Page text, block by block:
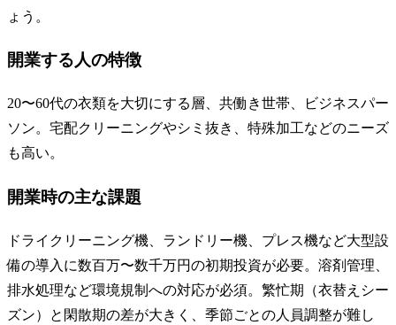
ょう。
開業する人の特徴
20〜60代の衣類を大切にする層、共働き世帯、ビジネスパー
ソン。宅配クリーニングやシミ抜き、特殊加工などのニーズ
も高い。
開業時の主な課題
ドライクリーニング機、ランドリー機、プレス機など大型設
備の導入に数百万〜数千万円の初期投資が必要。溶剤管理、
排水処理など環境規制への対応が必須。繁忙期（衣替えシー
ズン）と閑散期の差が大きく、季節ごとの人員調整が難し